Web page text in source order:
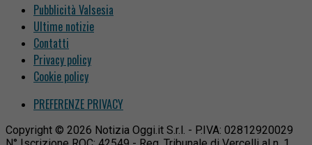
Pubblicità Valsesia
Ultime notizie
Contatti
Privacy policy
Cookie policy
PREFERENZE PRIVACY
Copyright © 2026 Notizia Oggi.it S.r.l. - P.IVA: 02812920029